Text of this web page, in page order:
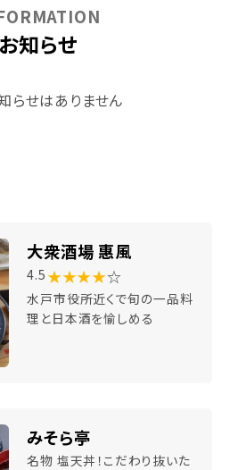
お知らせ
らせはありません
大衆酒場 惠風
4.5 ★★★★☆
水戸市役所近くで旬の一品料
理と日本酒を愉しめる
みそら亭
名物 塩天丼！こだわり抜いた